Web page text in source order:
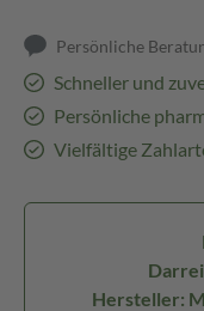
Persönliche
Schneller und
Persönliche
Vielfältige
Hersteller: